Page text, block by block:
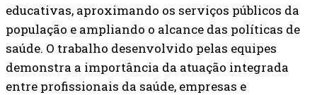
educativas, aproximando os serviços públicos da
população e ampliando o alcance das políticas de
saúde. O trabalho desenvolvido pelas equipes
demonstra a importância da atuação integrada
entre profissionais da saúde, empresas e